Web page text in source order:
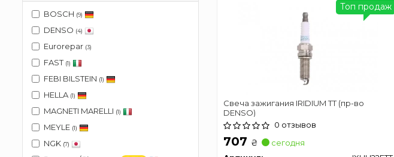
BOSCH (9)
DENSO (4)
Eurorepar (3)
FAST (1)
FEBI BILSTEIN (1)
HELLA (1)
MAGNETI MARELLI (1)
MEYLE (1)
NGK (7)
Свеча зажигания IRIDIUM TT (пр-во
DENSO)
0 отзывов
707 ₴
сегодня
Топ продаж